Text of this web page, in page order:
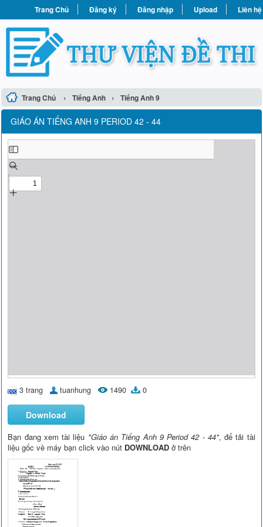
Trang Chủ Đăng ký Đăng nhập Upload Liên hệ
Trang Chủ › Tiếng Anh › Tiếng Anh 9
GIÁO ÁN TIẾNG ANH 9 PERIOD 42 - 44
3 trang tuanhung 1490 0
Download
Bạn đang xem tài liệu "Giáo án Tiếng Anh 9 Period 42 - 44", để tải tài
liệu gốc về máy bạn click vào nút DOWNLOAD ở trên